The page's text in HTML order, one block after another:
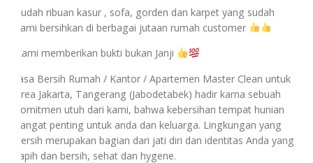
Sudah ribuan kasur , sofa, gorden dan karpet yang sudah
kami bersihkan di berbagai jutaan rumah customer
Kami memberikan bukti bukan Janji
Jasa Bersih Rumah / Kantor / Apartemen Master Clean untuk
area Jakarta, Tangerang (Jabodetabek) hadir karna sebuah
komitmen utuh dari kami, bahwa kebersihan tempat hunian
sangat penting untuk anda dan keluarga. Lingkungan yang
bersih merupakan bagian dari jati diri dan identitas Anda yang
rapih dan bersih, sehat dan hygene.